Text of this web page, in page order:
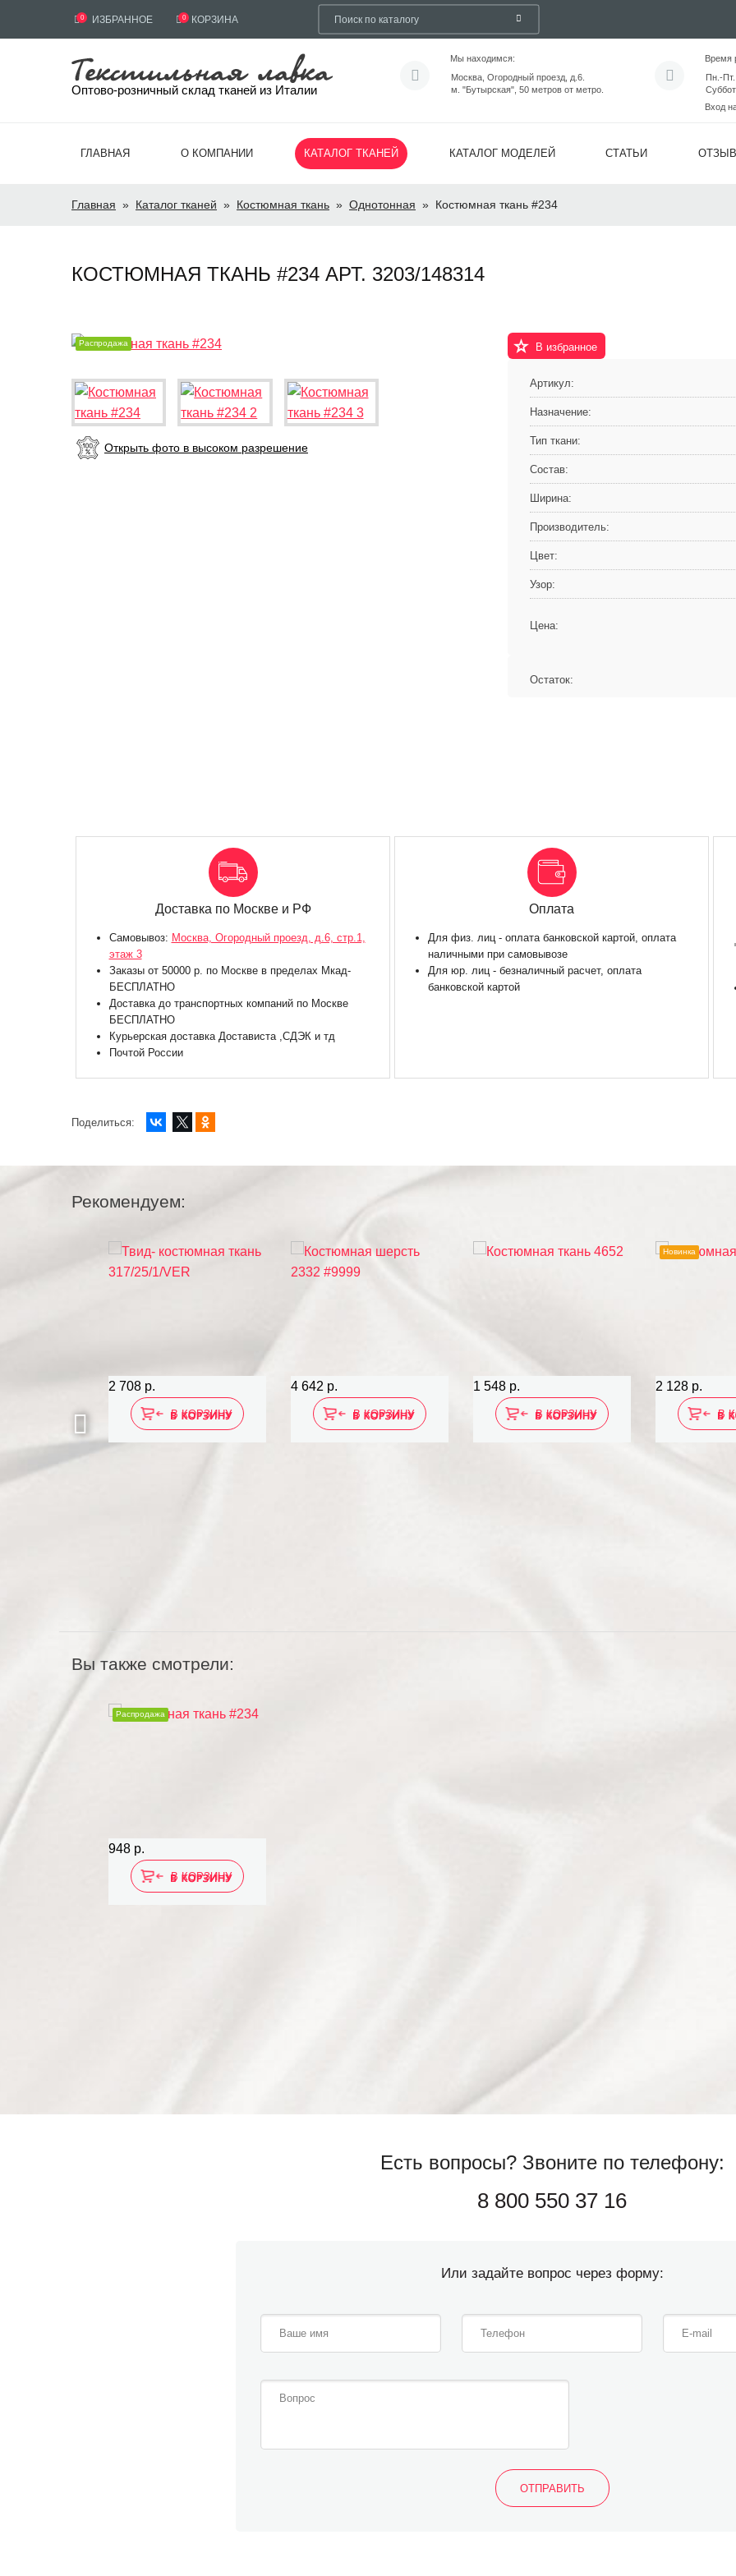
0 ИЗБРАННОЕ 0 КОРЗИНА
Оптово-розничный склад тканей из Италии
Мы находимся:
Москва, Огородный проезд, д.6.
м. "Бутырская", 50 метров от метро.
Время
Пн.-
Вход
ГЛАВНАЯ О КОМПАНИИ КАТАЛОГ ТКАНЕЙ КАТАЛОГ МОДЕЛЕЙ СТАТЬИ
Главная » Каталог тканей » Костюмная ткань » Однотонная » Костюмная ткань #234
КОСТЮМНАЯ ТКАНЬ #234 АРТ. 3203/148314
Распродажа
Открыть фото в высоком разрешение
В избранное
Артикул:
Назначение:
Тип ткани:
Состав:
Ширина:
Производитель:
Цвет:
Узор:
Цена:
Остаток:
Доставка по Москве и РФ
Самовывоз: Москва, Огородный проезд, д.6, стр.1,
этаж 3
Заказы от 50000 р. по Москве в пределах Мкад-
БЕСПЛАТНО
Доставка до транспортных компаний по Москве
БЕСПЛАТНО
Курьерская доставка Достависта ,СДЭК и тд
Почтой России
Оплата
Для физ. лиц - оплата банковской картой, оплата
наличными при самовывозе
Для юр. лиц - безналичный расчет, оплата
банковской картой
Поделиться:
Рекомендуем:
2 708 р.
В КОРЗИНУ
4 642 р.
В КОРЗИНУ
1 548 р.
В КОРЗИНУ
2 128 р.
Новинка
В
Вы также смотрели:
948 р.
Распродажа
В КОРЗИНУ
Есть вопросы?Звоните по телефону:
8 800 550 37 16
Или задайте вопрос через форму: